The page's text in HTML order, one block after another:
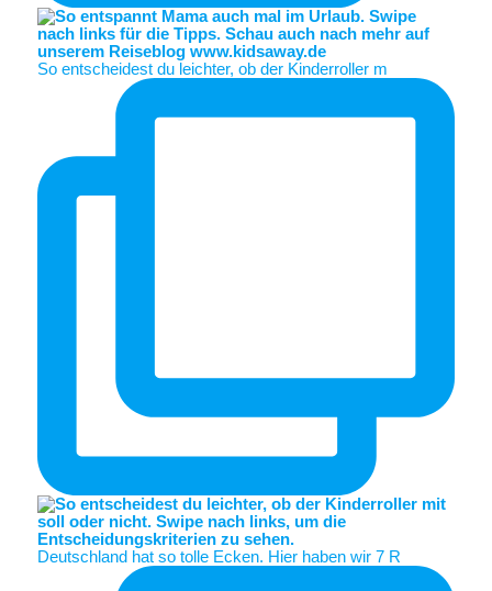
So entscheidest du leichter, ob der Kinderroller m
Deutschland hat so tolle Ecken. Hier haben wir 7 R